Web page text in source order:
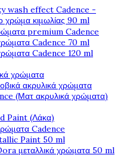
wash effect Cadence -
χρώμα κιμωλίας 90 ml
premium Cadence
Cadence 70 ml
Cadence 120 ml
χρώματα
ακρυλικά χρώματα
(Ματ ακρυλικά χρώματα)
Paint (Λάκα)
Cadence
Paint 50 ml
μεταλλικά χρώματα 50 ml